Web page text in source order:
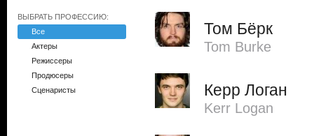
ВЫБРАТЬ ПРОФЕССИЮ:
Все
Актеры
Режиссеры
Продюсеры
Сценаристы
Том Бёрк
Tom Burke
Керр Логан
Kerr Logan